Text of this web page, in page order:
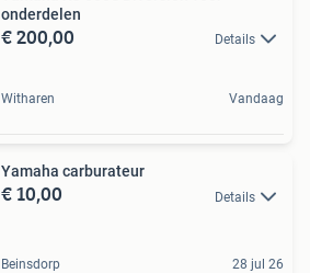
onderdelen
€ 200,00 Details
Witharen Vandaag
Yamaha carburateur
€ 10,00 Details
Beinsdorp 28 jul 26